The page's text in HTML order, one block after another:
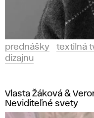
prednášky textilná
dizajnu
Vlasta Žáková &
Neviditeľné svety